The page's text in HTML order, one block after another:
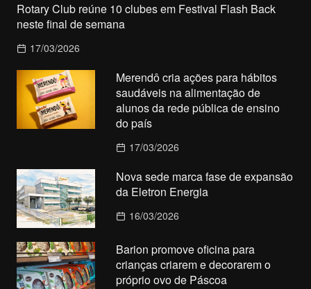
Rotary Club reúne 10 clubes em Festival Flash Back
neste final de semana
17/03/2026
Merendô cria ações para hábitos
saudáveis na alimentação de
alunos da rede pública de ensino
do país
17/03/2026
Nova sede marca fase de expansão
da Eletron Energia
16/03/2026
Barion promove oficina para
crianças criarem e decorarem o
próprio ovo de Páscoa